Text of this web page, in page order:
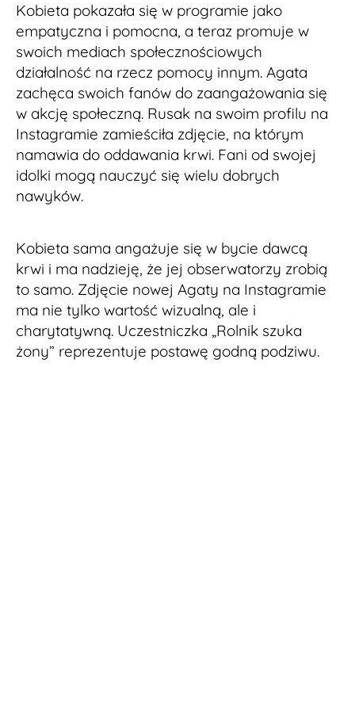
Kobieta pokazała się w programie jako
empatyczna i pomocna, a teraz promuje w
swoich mediach społecznościowych
działalność na rzecz pomocy innym. Agata
zachęca swoich fanów do zaangażowania się
w akcję społeczną. Rusak na swoim profilu na
Instagramie zamieściła zdjęcie, na którym
namawia do oddawania krwi. Fani od swojej
idolki mogą nauczyć się wielu dobrych
nawyków.
Kobieta sama angażuje się w bycie dawcą
krwi i ma nadzieję, że jej obserwatorzy zrobią
to samo. Zdjęcie nowej Agaty na Instagramie
ma nie tylko wartość wizualną, ale i
charytatywną. Uczestniczka „Rolnik szuka
żony” reprezentuje postawę godną podziwu.